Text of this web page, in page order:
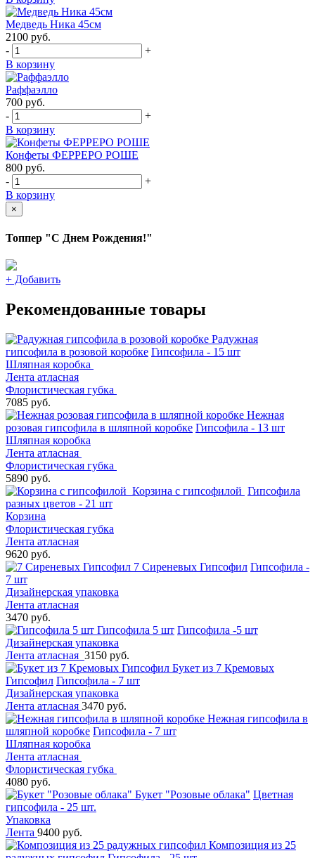
Медведь Ника 45см
2100 руб.
-
+
В корзину
Раффаэлло
700 руб.
-
+
В корзину
Конфеты ФЕРРЕРО РОШЕ
800 руб.
-
+
В корзину
×
Топпер "С Днем Рождения!"
+ Добавить
Рекомендованные товары
Радужная
гипсофила в розовой коробке Гипсофила - 15 шт
Шляпная коробка
Лента атласная
Флористическая губка
7085 руб.
Нежная
розовая гипсофила в шляпной коробке Гипсофила - 13 шт
Шляпная коробка
Лента атласная
Флористическая губка
5890 руб.
Корзина с гипсофилой ️ Гипсофила
разных цветов - 21 шт
Корзина
Флористическая губка
Лента атласная
9620 руб.
7 Сиреневых Гипсофил Гипсофила -
7 шт
Дизайнерская упаковка
Лента атласная
3470 руб.
Гипсофила 5 шт Гипсофила -5 шт
Дизайнерская упаковка
Лента атласная 3150 руб.
Букет из 7 Кремовых
Гипсофил Гипсофила - 7 шт
Дизайнерская упаковка
Лента атласная 3470 руб.
Нежная гипсофила в
шляпной коробке Гипсофила - 7 шт
Шляпная коробка
Лента атласная
Флористическая губка
4080 руб.
Букет "Розовые облака" Цветная
гипсофила - 25 шт.
Упаковка
Лента 9400 руб.
Композиция из 25